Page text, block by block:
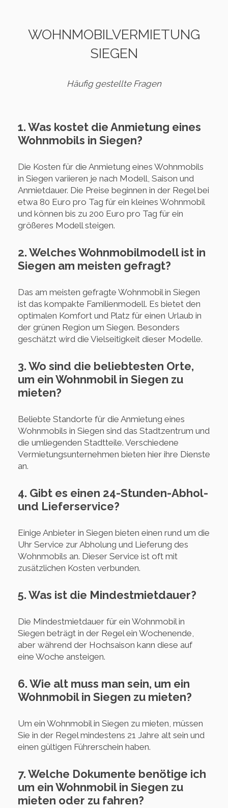
WOHNMOBILVERMIETUNG
SIEGEN
Häufig gestellte Fragen
1. Was kostet die Anmietung eines
Wohnmobils in Siegen?
Die Kosten für die Anmietung eines Wohnmobils
in Siegen variieren je nach Modell, Saison und
Anmietdauer. Die Preise beginnen in der Regel bei
etwa 80 Euro pro Tag für ein kleines Wohnmobil
und können bis zu 200 Euro pro Tag für ein
größeres Modell steigen.
2. Welches Wohnmobilmodell ist in
Siegen am meisten gefragt?
Das am meisten gefragte Wohnmobil in Siegen
ist das kompakte Familienmodell. Es bietet den
optimalen Komfort und Platz für einen Urlaub in
der grünen Region um Siegen. Besonders
geschätzt wird die Vielseitigkeit dieser Modelle.
3. Wo sind die beliebtesten Orte,
um ein Wohnmobil in Siegen zu
mieten?
Beliebte Standorte für die Anmietung eines
Wohnmobils in Siegen sind das Stadtzentrum und
die umliegenden Stadtteile. Verschiedene
Vermietungsunternehmen bieten hier ihre Dienste
an.
4. Gibt es einen 24-Stunden-Abhol-
und Lieferservice?
Einige Anbieter in Siegen bieten einen rund um die
Uhr Service zur Abholung und Lieferung des
Wohnmobils an. Dieser Service ist oft mit
zusätzlichen Kosten verbunden.
5. Was ist die Mindestmietdauer?
Die Mindestmietdauer für ein Wohnmobil in
Siegen beträgt in der Regel ein Wochenende,
aber während der Hochsaison kann diese auf
eine Woche ansteigen.
6. Wie alt muss man sein, um ein
Wohnmobil in Siegen zu mieten?
Um ein Wohnmobil in Siegen zu mieten, müssen
Sie in der Regel mindestens 21 Jahre alt sein und
einen gültigen Führerschein haben.
7. Welche Dokumente benötige ich
um ein Wohnmobil in Siegen zu
mieten oder zu fahren?